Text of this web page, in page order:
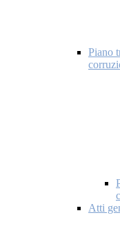
Piano
Atti